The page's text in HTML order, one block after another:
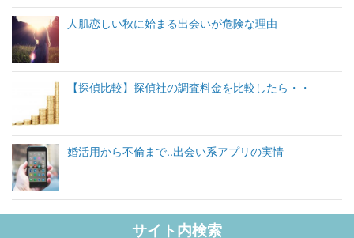
人肌恋しい秋に始まる出会いが危険な理由
【探偵比較】探偵社の調査料金を比較したら・・
婚活用から不倫まで..出会い系アプリの実情
サイト内検索